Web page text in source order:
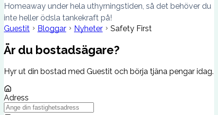
Homeaway under hela uthyrningstiden, så det behöver du
inte heller ödsla tankekraft på!
Guestit
Bloggar Nyheter Safety First
Är du bostadsägare?
Hyr ut din bostad med Guestit och börja tjäna pengar idag.
Adress